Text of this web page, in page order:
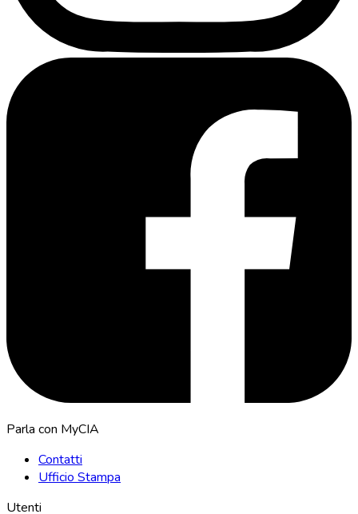
Parla con MyCIA
Contatti
Ufficio Stampa
Utenti